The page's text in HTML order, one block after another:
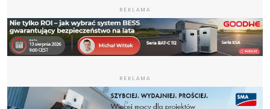
REKLAMA
REKLAMA